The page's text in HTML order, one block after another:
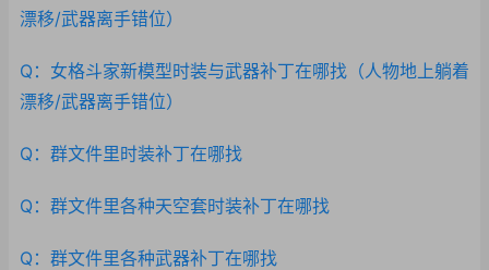
漂移/武器离手错位）
Q：女格斗家新模型时装与武器补丁在哪找（人物地上躺着
漂移/武器离手错位）
Q：群文件里时装补丁在哪找
Q：群文件里各种天空套时装补丁在哪找
Q：群文件里各种武器补丁在哪找